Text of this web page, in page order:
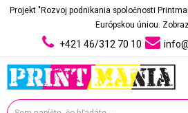
Projekt "Rozvoj podnikania spoločnosti
Európskou úniou.
+421 46/312 70 10